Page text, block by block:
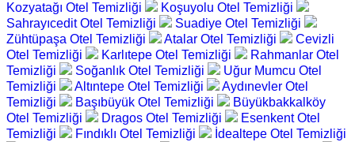
Kozyatağı Otel Temizliği
Koşuyolu Otel Temizliği
Sahrayıcedit Otel Temizliği
Suadiye Otel Temizliği
Zühtüpaşa Otel Temizliği
Atalar Otel Temizliği
Cevizli
Otel Temizliği
Karlıtepe Otel Temizliği
Rahmanlar Otel
Temizliği
Soğanlık Otel Temizliği
Uğur Mumcu Otel
Temizliği
Altıntepe Otel Temizliği
Aydınevler Otel
Temizliği
Başıbüyük Otel Temizliği
Büyükbakkalköy
Otel Temizliği
Dragos Otel Temizliği
Esenkent Otel
Temizliği
Fındıklı Otel Temizliği
İdealtepe Otel Temizliği